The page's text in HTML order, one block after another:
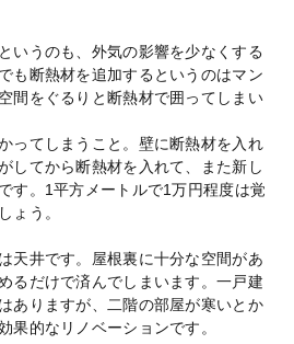
いうのも、外気の影響を少なくする
も断熱材を追加するというのはマン
間をぐるりと断熱材で囲ってしまい
ってしまうこと。壁に断熱材を入れ
してから断熱材を入れて、また新し
す。1平方メートルで1万円程度は覚
ょう。
天井です。屋根裏に十分な空間があ
るだけで済んでしまいます。一戸建
ありますが、二階の部屋が寒いとか
果的なリノベーションです。